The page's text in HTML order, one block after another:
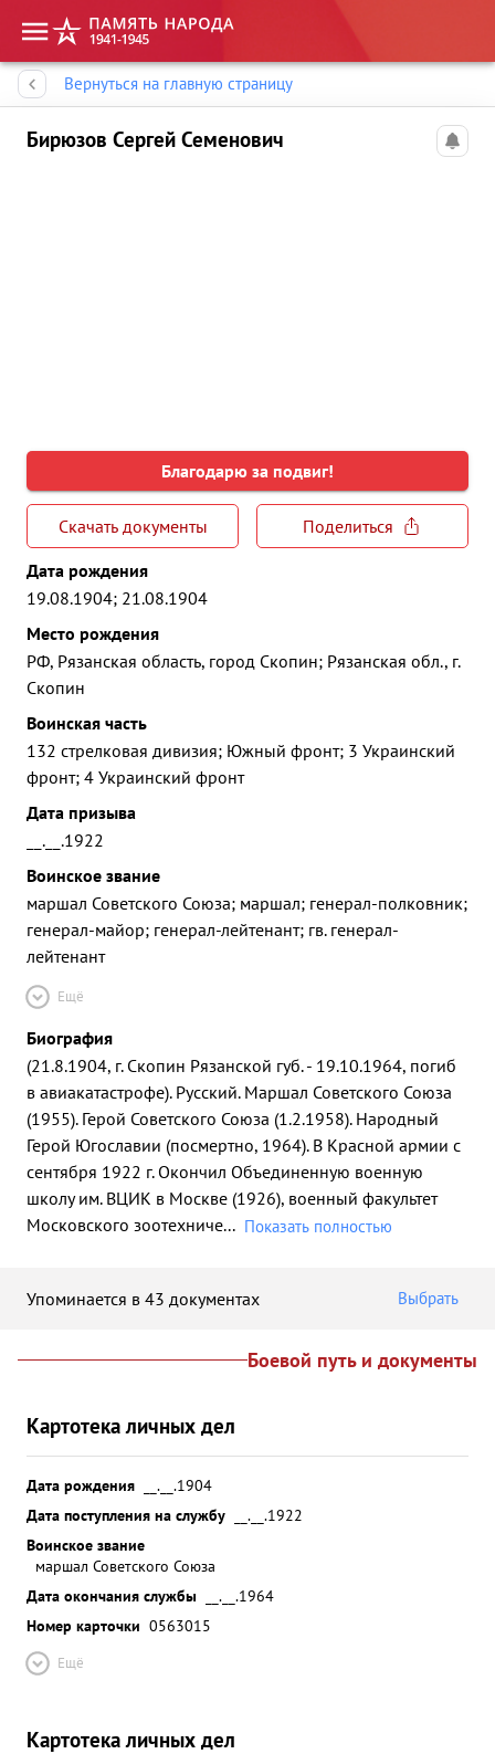
Вернуться на главную страницу
Бирюзов Сергей Семенович
Благодарю за подвиг!
Скачать документы
Поделиться
Дата рождения
19.08.1904; 21.08.1904
Место рождения
РФ, Рязанская область, город Скопин; Рязанская обл., г.
Скопин
Воинская часть
132 стрелковая дивизия; Южный фронт; 3 Украинский
фронт; 4 Украинский фронт
Дата призыва
__.__.1922
Воинское звание
маршал Советского Союза; маршал; генерал-полковник;
генерал-майор; генерал-лейтенант; гв. генерал-
лейтенант
Ещё
Биография
(21.8.1904, г. Скопин Рязанской губ. - 19.10.1964, погиб
в авиакатастрофе). Русский. Маршал Советского Союза
(1955). Герой Советского Союза (1.2.1958). Народный
Герой Югославии (посмертно, 1964). В Красной армии с
сентября 1922 г. Окончил Объединенную военную
школу им. ВЦИК в Москве (1926), военный факультет
Московского зоотехниче... Показать полностью
Упоминается в 43 документах Выбрать
Боевой путь и документы
Картотека личных дел
Дата рождения
__.__.1904
Дата поступления на службу
__.__.1922
Воинское звание
маршал Советского Союза
Дата окончания службы
__.__.1964
Номер карточки 0563015
Ещё
Картотека личных дел
Память народа